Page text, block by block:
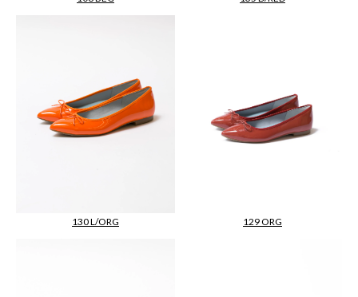
130 L/ORG 129 ORG